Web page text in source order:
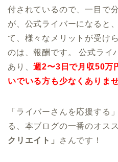
付されているので、一目で
が、公式ライバーになると
て、様々なメリットが受け
のは、報酬です。 公式ライ
あり、週2〜3日で月収50万
いでいる方も少なくありま
「ライバーさんを応援する
る、本ブログの一番のオス
クリエイト」
さんです！